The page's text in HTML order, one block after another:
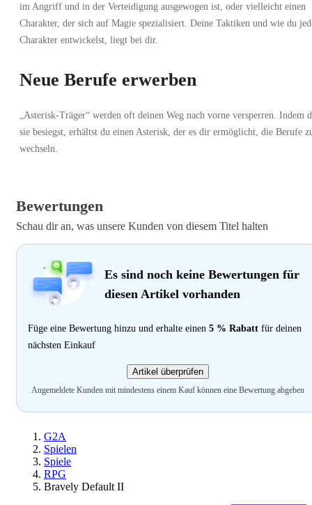
im Angriff und in der Verteidigung ausgewogen ist, oder vielleicht einen
Charakter, der sich auf Magie spezialisiert. Deine Taktiken und wie du
Charakter entwickelst, liegt bei dir.
Neue Berufe erwerben
„Asterisk-Träger“ werden oft deinen Weg nach vorne versperren. Indem
sie besiegst, erhältst du einen Asterisk, der es dir ermöglicht, die Berufe
wechseln.
Bewertungen
Schau dir an, was unsere Kunden von diesem Titel halten
Es sind noch keine Bewertungen für
diesen Artikel vorhanden
Füge eine Bewertung hinzu und erhalte einen 5 % Rabatt für deinen
nächsten Einkauf
Artikel überprüfen
Angemeldete Kunden mit mindestens einem Kauf können eine Bewertung abgeben
G2A
Spielen
Spiele
RPG
Bravely Default II